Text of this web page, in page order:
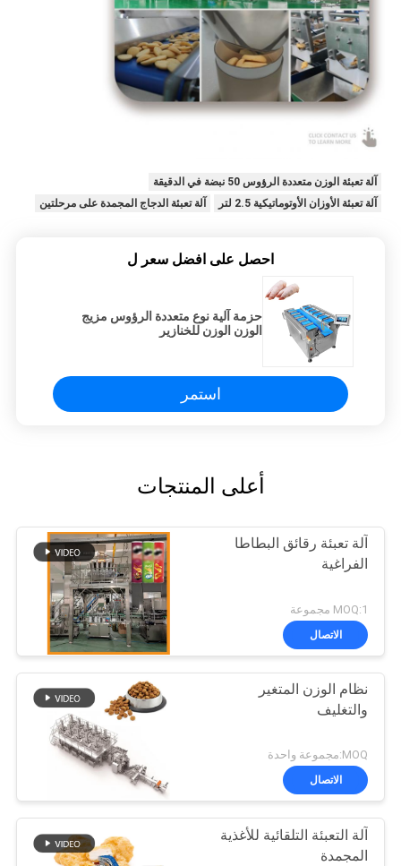
آلة تعبئة الوزن متعددة الرؤوس 50 نبضة في الدقيقة
آلة تعبئة الأوزان الأوتوماتيكية 2.5 لتر
آلة تعبئة الدجاج المجمدة على مرحلتين
احصل على افضل سعر ل
حزمة آلية نوع متعددة الرؤوس مزيج
الوزن الوزن للخنازير
استمر
أعلى المنتجات
آلة تعبئة رقائق البطاطا
الفراغية
MOQ:1 مجموعة
الاتصال
نظام الوزن المتغير
والتغليف
MOQ:مجموعة واحدة
الاتصال
آلة التعبئة التلقائية للأغذية
المجمدة